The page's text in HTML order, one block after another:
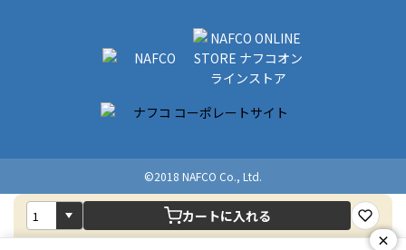
カートに入れる
いただく場合がございます。店舗準備でのお渡しとなる為、商品
のみの受け渡しとなります。（箱や納品書は付属しておりませ
ん）店舗で準備が出来次第、メールにてご連絡させていただきま
©2018 NAFCO Co., Ltd.
×